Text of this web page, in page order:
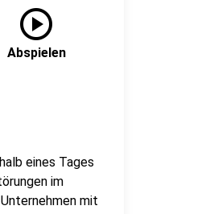
play_circle
Abspielen
eines Tages
im
mit